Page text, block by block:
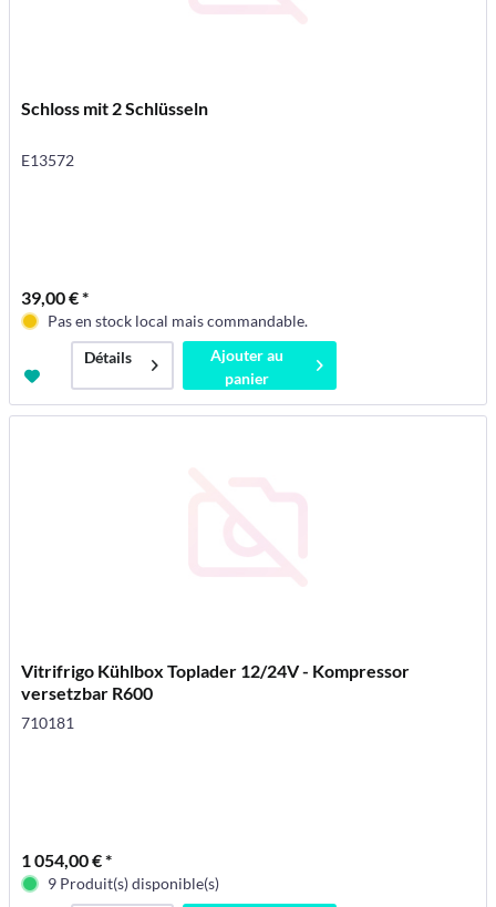
Schloss mit 2 Schlüsseln
E13572
39,00 € *
Pas en stock local mais commandable.
Détails
Ajouter au
panier
Vitrifrigo Kühlbox Toplader 12/24V - Kompressor
versetzbar R600
710181
1 054,00 € *
9 Produit(s) disponible(s)